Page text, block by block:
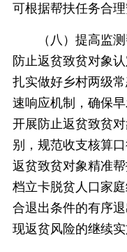
可根据帮扶任务合理
（八）提高监测
防止返贫致贫对象
扎实做好乡村两级
速响应机制，确保
开展防止返贫致贫
别，规范收支核算
返贫致贫对象精准
档立卡脱贫人口家
合退出条件的有序
现返贫风险的继续实